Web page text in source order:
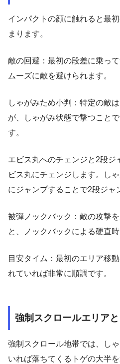
インパクトの顔に触れると最
まります。
敵の回避：最初の段差に乗っ
ムーズに敵を避けられます。
しゃがみため小判：特定の敵
が、しゃがみ状態で撃つこと
す。
エビス丸へのチェンジと2段ジ
ビス丸にチェンジします。し
にジャンプすることで2段ジャ
被弾ノックバック：敵の攻撃
と、ノックバックによる硬直
目安タイム：最初のエリア移
れていれば非常に順調です。
強制スクロールエリア
強制スクロール地帯では、し
いれば落ちてくるトゲの大半